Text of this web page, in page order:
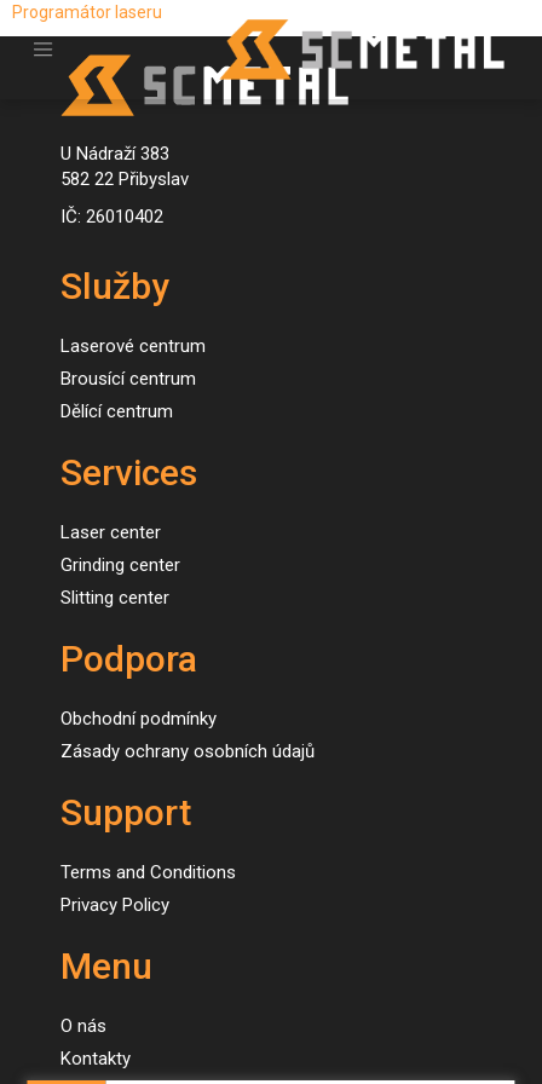
Programátor laseru
U Nádraží 383
582 22 Přibyslav
IČ: 26010402
Služby
Laserové centrum
Brousící centrum
Dělící centrum
Services
Laser center
Grinding center
Slitting center
Podpora
Obchodní podmínky
Zásady ochrany osobních údajů
Support
Terms and Conditions
Privacy Policy
Menu
O nás
Kontakty